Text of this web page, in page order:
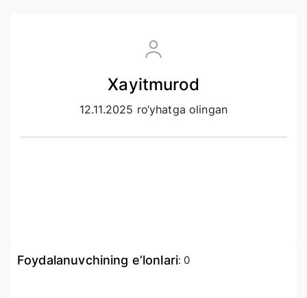
Xayitmurod
12.11.2025 ro‘yhatga olingan
Foydalanuvchining e’lonlari: 0